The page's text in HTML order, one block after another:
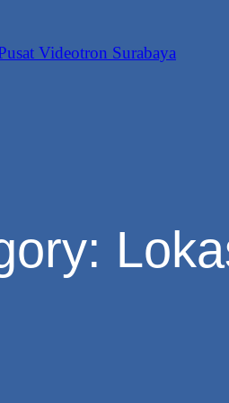
Videotron Surabaya